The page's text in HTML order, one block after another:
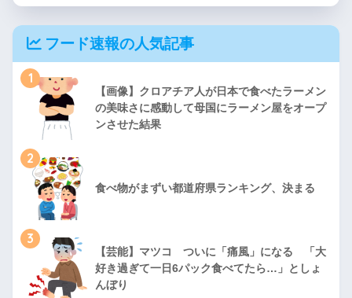
フード速報の人気記事
1
【画像】クロアチア人が日本で食べたラーメン
の美味さに感動して母国にラーメン屋をオープ
ンさせた結果
2
食べ物がまずい都道府県ランキング、決まる
3
【芸能】マツコ ついに「痛風」になる 「大
好き過ぎて一日6パック食べてたら…」としょ
んぼり